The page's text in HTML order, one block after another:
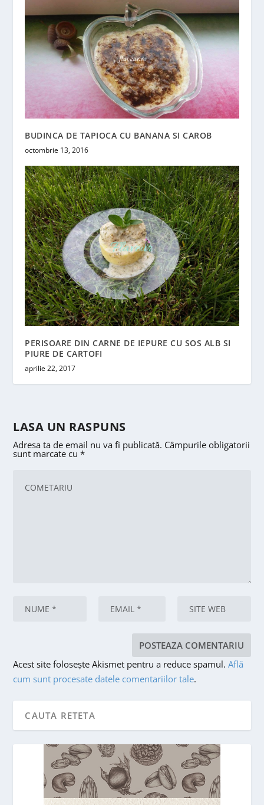
BUDINCA DE TAPIOCA CU BANANA SI CAROB
octombrie 13, 2016
PERISOARE DIN CARNE DE IEPURE CU SOS ALB SI
PIURE DE CARTOFI
aprilie 22, 2017
LASA UN RASPUNS
Adresa ta de email nu va fi publicată. Câmpurile obligatorii
sunt marcate cu*
Acest site folosește Akismet pentru a reduce spamul.Află
cum sunt procesate datele comentariilor tale.